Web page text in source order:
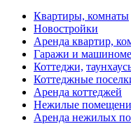
Квартиры, комнаты
Новостройки
Аренда квартир,
Гаражи и
Коттеджи,
Коттеджные
Аренда коттеджей
Нежилые
Аренда нежилых